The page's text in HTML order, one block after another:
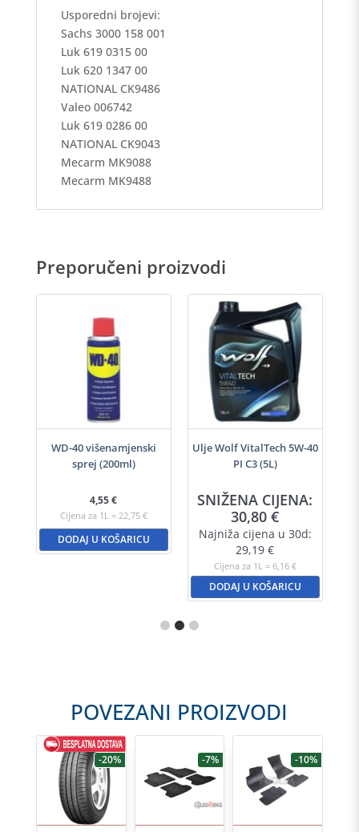
Usporedni brojevi:
Sachs 3000 158 001
Luk 619 0315 00
Luk 620 1347 00
NATIONAL CK9486
Valeo 006742
Luk 619 0286 00
NATIONAL CK9043
Mecarm MK9088
Mecarm MK9488
Preporučeni proizvodi
WD-40 višenamjenski
sprej (200ml)
4,55€
Cijena za 1L = 22,75 €
DODAJ U KOŠARICU
Ulje Wolf VitalTech 5W-40
PI C3 (5L)
SNIŽENA CIJENA:
30,80€
Najniža cijena u 30d:
29,19€
Cijena za 1L = 6,16 €
DODAJ U KOŠARICU
POVEZANI PROIZVODI
-20% -7% -10%